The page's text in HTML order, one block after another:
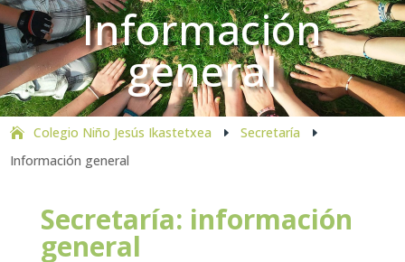
Información
general
Colegio Niño Jesús Ikastetxea E Secretaría E
Información general
Secretaría: información
general